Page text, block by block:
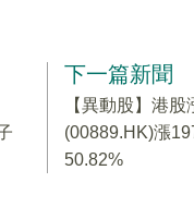
下一篇新聞
【異動股】港
(00889.HK)漲
50.82%